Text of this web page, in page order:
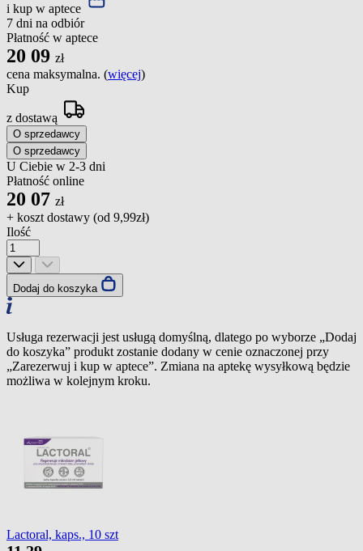
i kup w aptece
7 dni na odbiór
Płatność w aptece
20 09 zł
cena maksymalna. (więcej)
Kup
z dostawą
O sprzedawcy
O sprzedawcy
U Ciebie w 2-3 dni
Płatność online
20 07 zł
+ koszt dostawy (od 9,99zł)
Ilość
Dodaj do koszyka
Usługa rezerwacji jest usługą domyślną, dlatego po wyborze „Dodaj
do koszyka” produkt zostanie dodany w cenie oznaczonej przy
„Zarezerwuj i kup w aptece”. Zmiana na aptekę wysyłkową będzie
możliwa w kolejnym kroku.
Lactoral, kaps., 10 szt